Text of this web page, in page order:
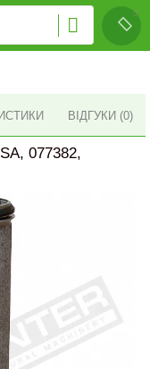
ВІДГУКИ (0)
077382,